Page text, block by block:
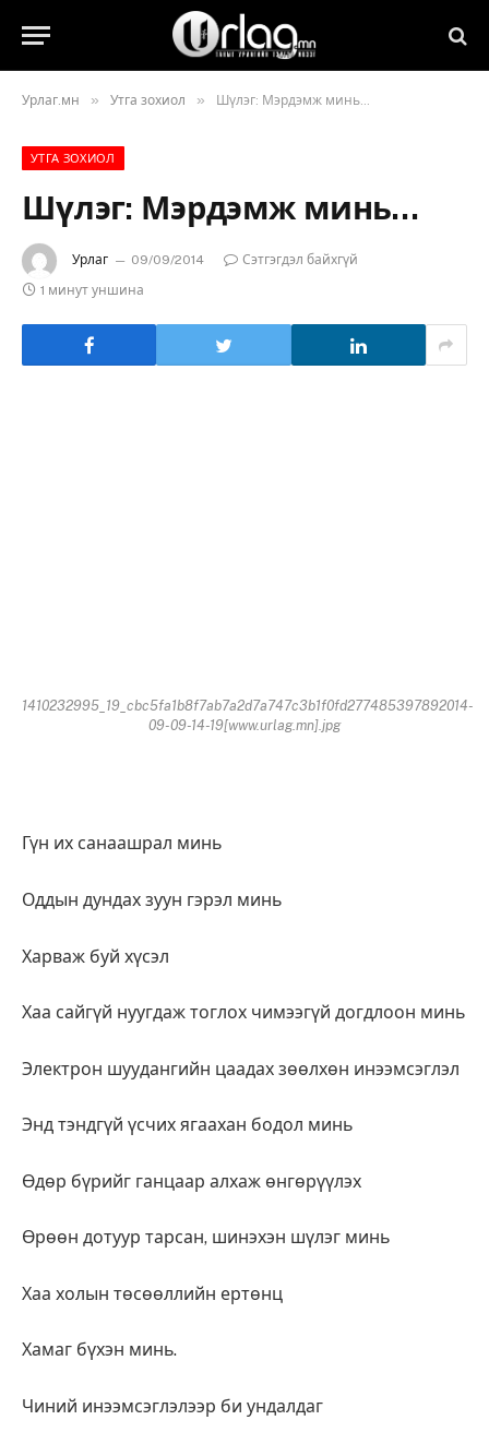
Урлаг.мн » Утга зохиол » Шүлэг: Мэрдэмж минь…
УТГА ЗОХИОЛ
Шүлэг: Мэрдэмж минь…
Урлаг 09/09/2014
Сэтгэгдэл байхгүй
1 минут уншина
1410232995_19_cbc5fa1b8f7ab7a2d7a747c3b1f0fd277485397892014-
09-09-14-19[www.urlag.mn].jpg
Гүн их санаашрал минь
Оддын дундах зуун гэрэл минь
Харваж буй хүсэл
Хаа сайгүй нуугдаж тоглох чимээгүй догдлоон минь
Электрон шуудангийн цаадах зөөлхөн инээмсэглэл
Энд тэндгүй үсчих ягаахан бодол минь
Өдөр бүрийг ганцаар алхаж өнгөрүүлэх
Өрөөн дотуур тарсан, шинэхэн шүлэг минь
Хаа холын төсөөллийн ертөнц
Хамаг бүхэн минь.
Чиний инээмсэглэлээр би ундалдаг